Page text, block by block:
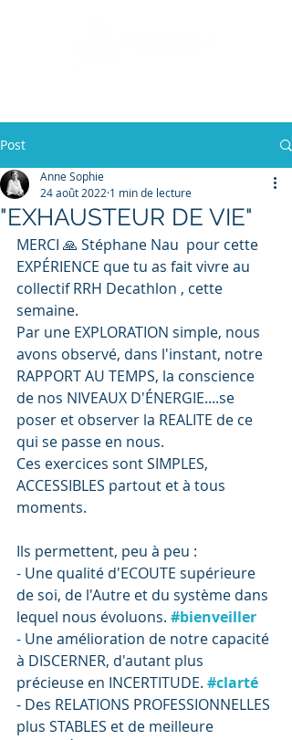
Post
"EXHAUSTEUR DE VIE"
Anne Sophie
24 août 2022 1 min de lecture
MERCI 🙏 Stéphane Nau  pour cette
EXPÉRIENCE que tu as fait vivre au
collectif RRH Decathlon , cette
semaine.
Par une EXPLORATION simple, nous
avons observé, dans l'instant, notre
RAPPORT AU TEMPS, la conscience
de nos NIVEAUX D'ÉNERGIE....se
poser et observer la REALITE de ce
qui se passe en nous.
Ces exercices sont SIMPLES,
ACCESSIBLES partout et à tous
moments.
Ils permettent, peu à peu :
- Une qualité d'ECOUTE supérieure
de soi, de l'Autre et du système dans
lequel nous évoluons. #bienveiller
- Une amélioration de notre capacité
à DISCERNER, d'autant plus
précieuse en INCERTITUDE. #clarté
- Des RELATIONS PROFESSIONNELLES
plus STABLES et de meilleure